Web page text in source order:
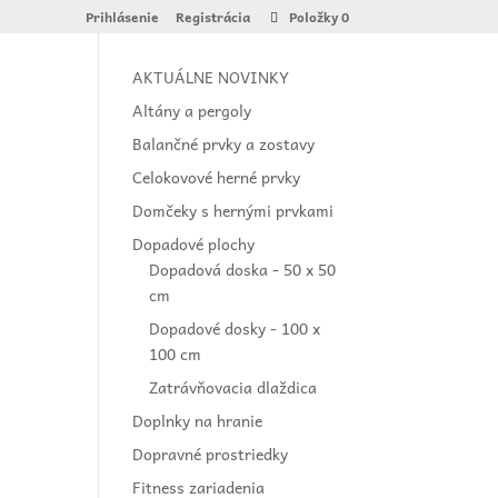
Prihlásenie Registrácia Položky 0
AKTUÁLNE NOVINKY
Altány a pergoly
Balančné prvky a zostavy
Celokovové herné prvky
Domčeky s hernými prvkami
Dopadové plochy
Dopadová doska - 50 x 50
cm
Dopadové dosky - 100 x
100 cm
Zatrávňovacia dlaždica
Doplnky na hranie
Dopravné prostriedky
Fitness zariadenia